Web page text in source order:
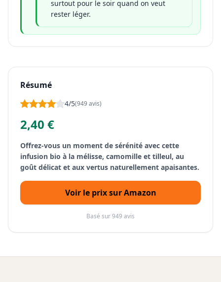
surtout pour le soir quand on veut
rester léger.
Résumé
4/5(949 avis)
2,40 €
Offrez-vous un moment de sérénité avec cette
infusion bio à la mélisse, camomille et tilleul, au
goût délicat et aux vertus naturellement apaisantes.
Voir le prix sur Amazon
Basé sur 949 avis